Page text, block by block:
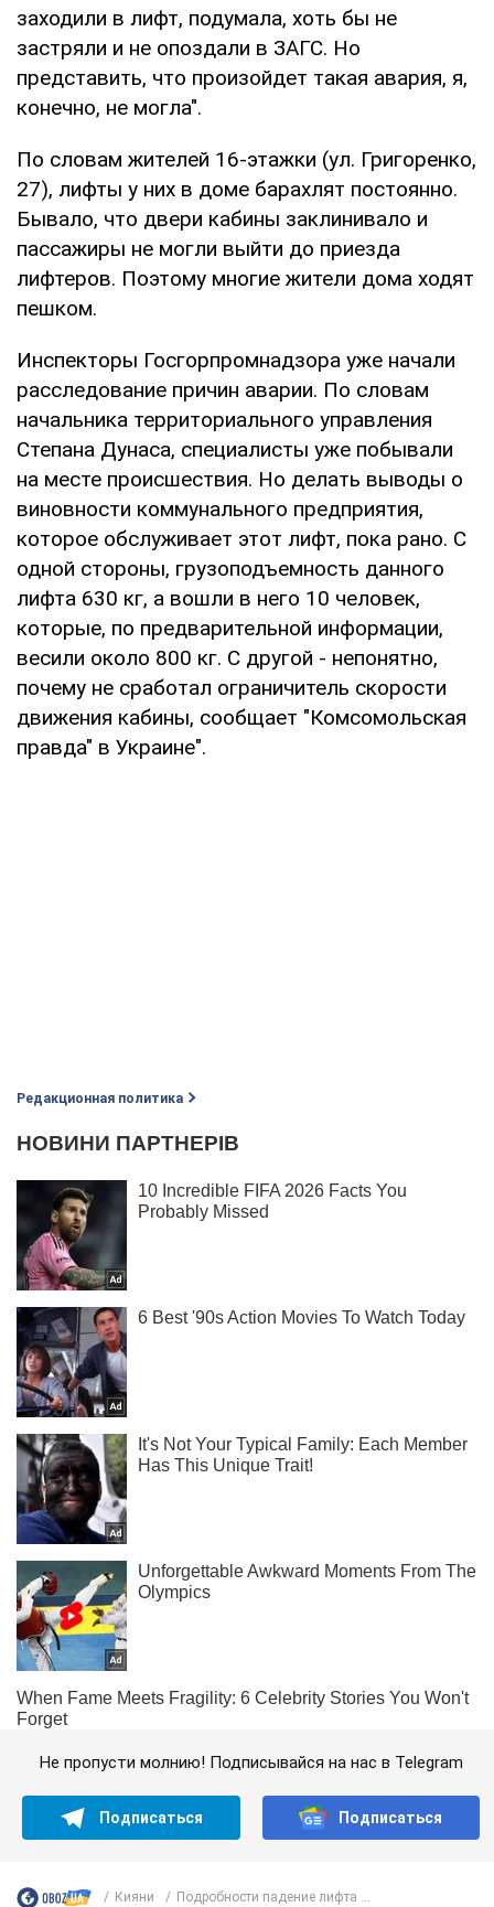
заходили в лифт, подумала, хоть бы не
застряли и не опоздали в ЗАГС. Но
представить, что произойдет такая авария, я,
конечно, не могла".
По словам жителей 16-этажки (ул. Григоренко,
27), лифты у них в доме барахлят постоянно.
Бывало, что двери кабины заклинивало и
пассажиры не могли выйти до приезда
лифтеров. Поэтому многие жители дома ходят
пешком.
Инспекторы Госгорпромнадзора уже начали
расследование причин аварии. По словам
начальника территориального управления
Степана Дунаса, специалисты уже побывали
на месте происшествия. Но делать выводы о
виновности коммунального предприятия,
которое обслуживает этот лифт, пока рано. С
одной стороны, грузоподъемность данного
лифта 630 кг, а вошли в него 10 человек,
которые, по предварительной информации,
весили около 800 кг. С другой - непонятно,
почему не сработал ограничитель скорости
движения кабины, сообщает "Комсомольская
правда" в Украине".
Редакционная политика
Не пропусти молнию! Подписывайся на нас в Telegram
Подписаться Подписаться
Кияни Подробности падение лифта ...